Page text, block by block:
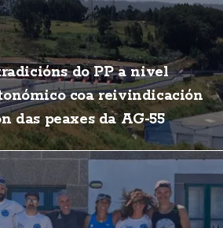
do PP a nivel
coa reivindicación
das peaxes da AG-55